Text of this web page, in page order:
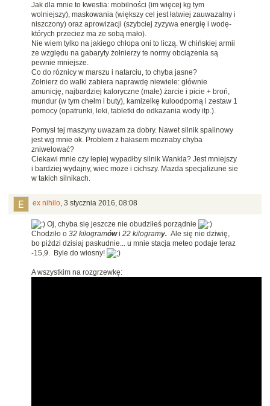
Jak dla mnie to kwestia: mobilności (im więcej kg tym
wolniejszy), maskowania (większy cel jest łatwiej zauwazalny i
niszczony) oraz aprowizacji (szybciej zyzywa energię i wodę-
których przeciez ma ze sobą mało).
Nie wiem tylko na jakiego chłopa oni to liczą. W chińskiej armii
ze względu na gabaryty żołnierzy te normy obciązenia są
pewnie mniejsze.
Co do róznicy w marszu i natarciu, to chyba jasne?
Zołnierz do walki zabiera naprawdę niewiele: głównie
amunicję, najbardziej kaloryczne (małe) żarcie i picie + broń,
mundur (w tym chełm i buty), kamizelkę kuloodporną i zestaw 1
pomocy (opatrunki, leki, tabletki do odkazania wody itp.).
Pomysł tej maszyny uwazam za dobry. Nawet silnik spalinowy
jest wg mnie ok. Problem z hałasem moznaby chyba
zniwelować?
Ciekawi mnie czy lepiej wypadłby silnik Wankla? Jest mniejszy
i bardziej wydajny, wiec moze i cichszy. Mazda specjalizune sie
w takich silnikach.
ex nihilo, 3 stycznia 2016, 08:08
Oj, chyba się jeszcze nie obudziłeś porządnie
Chodziło o 32 kilogramówi 22 kilogramy. Ale się nie dziwię,
bo piździ dzisiaj paskudnie... u mnie stacja meteo podaje teraz
-15,9. Byle do wiosny!
A wszystkim na rozgrzewkę: